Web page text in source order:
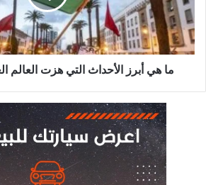
هزت
العالم
العربي
في
ما هي أبرز الأحداث التي هزت العالم